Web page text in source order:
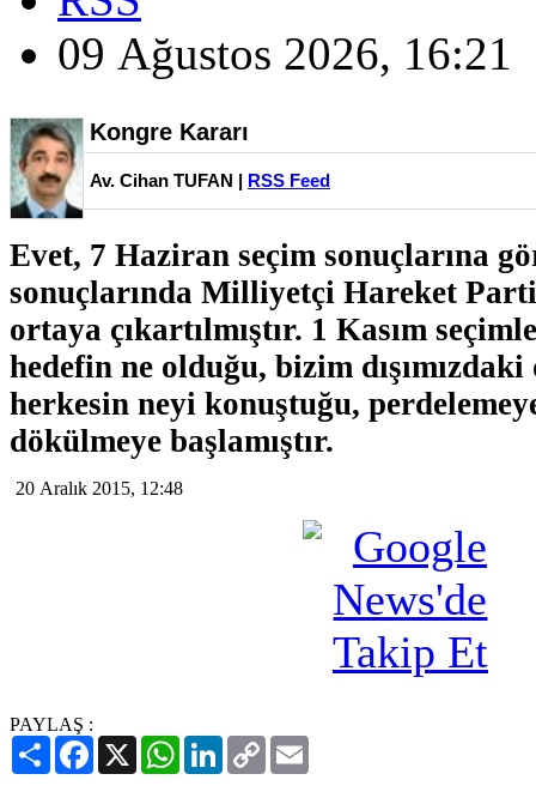
09 Ağustos 2026, 16:21
Kongre Kararı
Av. Cihan TUFAN | RSS Feed
Evet, 7 Haziran seçim sonuçlarına
sonuçlarında Milliyetçi Hareket
ortaya çıkartılmıştır. 1 Kasım
hedefin ne olduğu, bizim
herkesin neyi konuştuğu,
dökülmeye başlamıştır.
20 Aralık 2015, 12:48
PAYLAŞ :
PaylaşFacebook
X WhatsAppLinkedIn
Copy
Link